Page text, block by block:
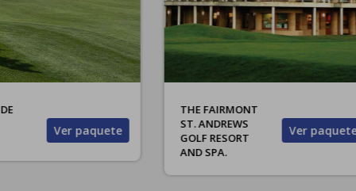
GOLF
Ver paquete
ROYAL
DORNICH
CHAMPIONSHI
P COURSE
Ver